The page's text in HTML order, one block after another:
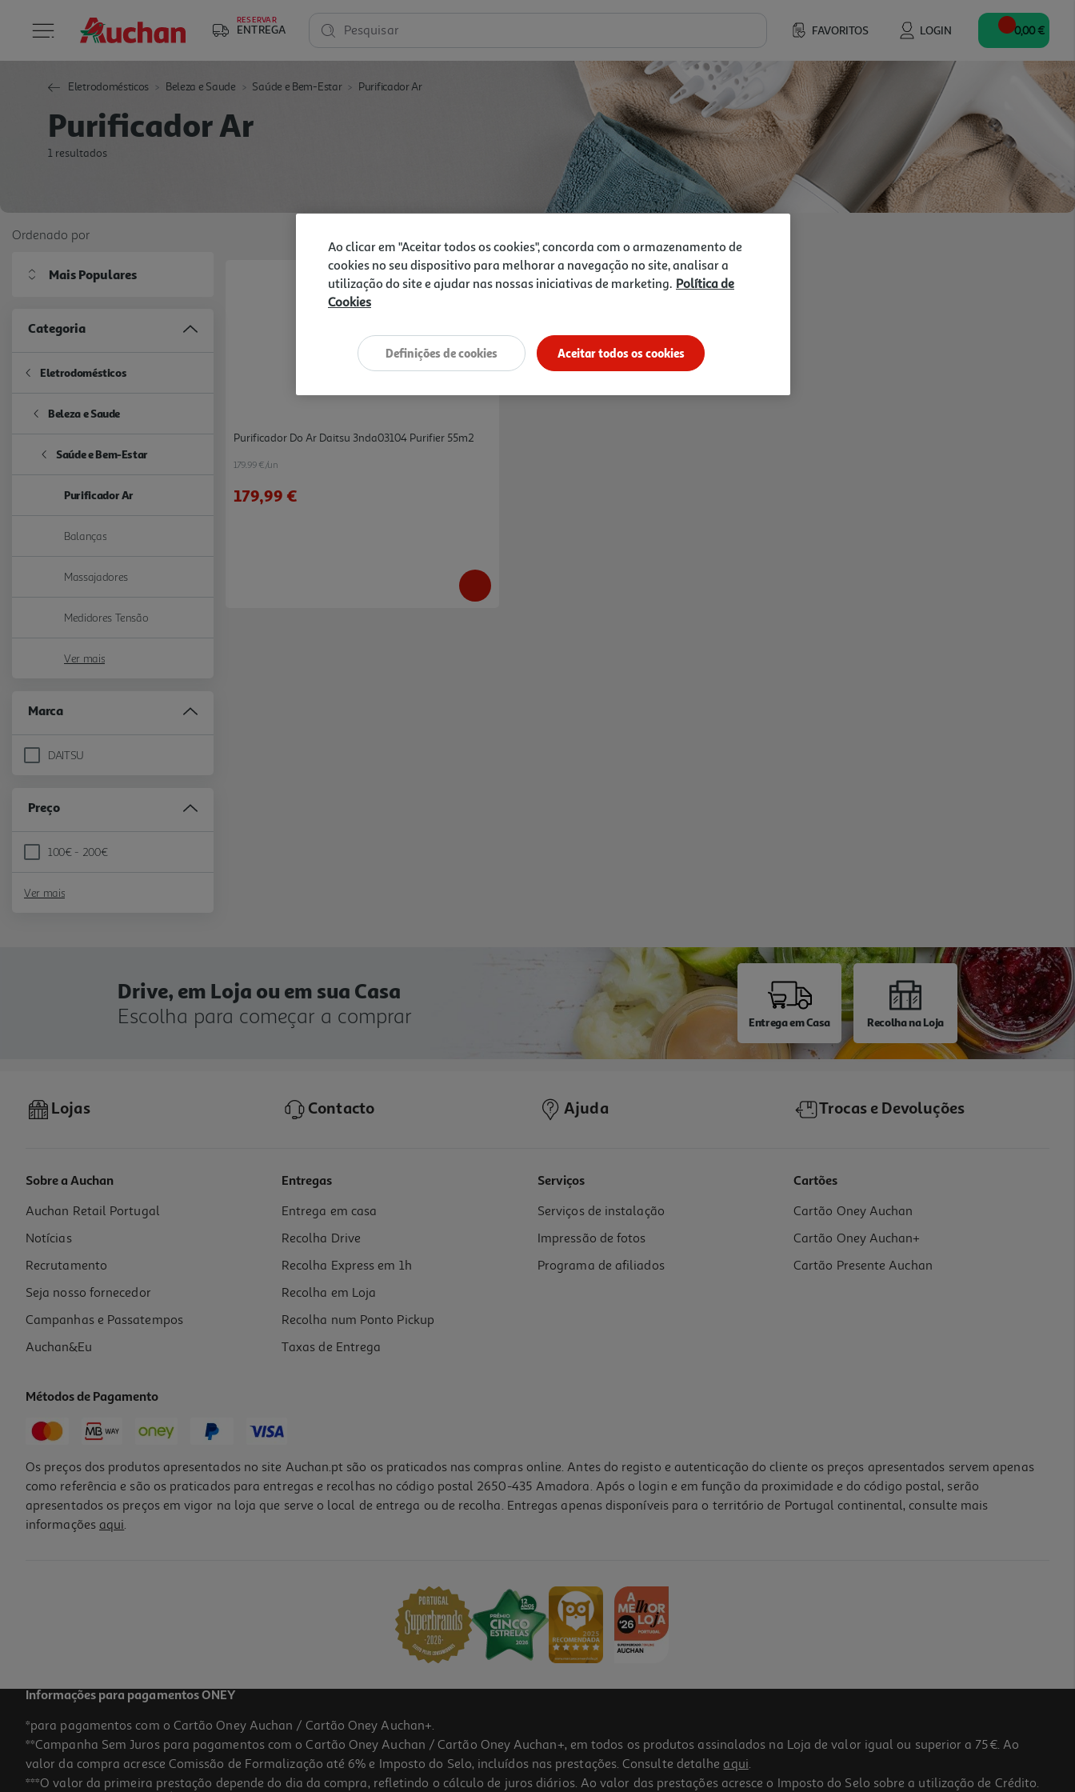
RESERVAR
ENTREGA FAVORITOS LOGIN
Pesquisar 0,00 €
Eletrodomésticos Beleza e Saude Saúde e Bem-Estar Purificador Ar
Purificador Ar
1 resultados
Ordenado por
Mais Populares
Categoria
Eletrodomésticos
Refine by Categoria: Eletrodomésticos
Beleza e Saude
Refine by Categoria: Beleza e Saude
Saúde e Bem-Estar
Refine by Categoria: Saúde e Bem-Estar
Purificador Ar
selected Currently Refined by Categoria: Purificador Ar
Balanças
Refine by Categoria: Balanças
Massajadores
Refine by Categoria: Massajadores
Medidores Tensão
Refine by Categoria: Medidores Tensão
Ver mais
Marca
DAITSU
Refine by Marca: DAITSU
Preço
100€ - 200€
Refine by Preço: 100€ - 200€
Ver mais
Purificador Do Ar Daitsu 3nda03104 Purifier 55m2
179.99 €/un
179,99 €
Drive, em Loja ou em sua Casa
Escolha para começar a comprar
Entrega em Casa Recolha na Loja
Lojas Contacto Ajuda Trocas e Devoluções
Sobre a Auchan
Auchan Retail Portugal
Notícias
Recrutamento
Seja nosso fornecedor
Campanhas e Passatempos
Auchan&Eu
Entregas
Entrega em casa
Recolha Drive
Recolha Express em 1h
Recolha em Loja
Recolha num Ponto Pickup
Taxas de Entrega
Serviços
Serviços de instalação
Impressão de fotos
Programa de afiliados
Cartões
Cartão Oney Auchan
Cartão Oney Auchan+
Cartão Presente Auchan
Métodos de Pagamento
Os preços dos produtos apresentados no site Auchan.pt são os praticados nas compras online. Antes do registo e autenticação do cliente os preços apresentados servem apenas
como referência e são os praticados para entregas e recolhas no código postal 2650-435 Amadora. Após o login e em função da proximidade e do código postal, serão
apresentados os preços em vigor na loja que serve o local de entrega ou de recolha. Entregas apenas disponíveis para o território de Portugal continental, consulte mais
informações aqui.
Informações para pagamentos ONEY
*para pagamentos com o Cartão Oney Auchan / Cartão Oney Auchan+.
**Campanha Sem Juros para pagamentos com o Cartão Oney Auchan / Cartão Oney Auchan+, em todos os produtos assinalados na Loja de valor igual ou superior a 75€. Ao
valor da compra acresce Comissão de Formalização até 6% e Imposto do Selo, incluídos nas prestações. Consulte detalhe aqui.
***O valor da primeira prestação depende do dia da compra, refletindo o cálculo de juros diários. Ao valor das prestações acresce o Imposto do Selo sobre a utilização de Crédito.
Ao clicar em "Aceitar todos os cookies", concorda com o armazenamento de
cookies no seu dispositivo para melhorar a navegação no site, analisar a
utilização do site e ajudar nas nossas iniciativas de marketing. Política de
Cookies
Aceitar todos os cookies
Definições de cookies